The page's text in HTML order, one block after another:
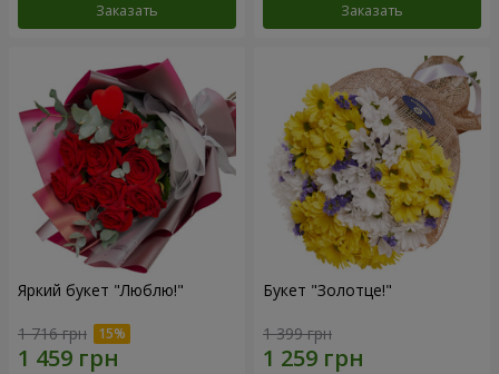
Заказать Заказать
Яркий букет "Люблю!"
1 716 грн
Букет "Золотце!"
1 399 грн